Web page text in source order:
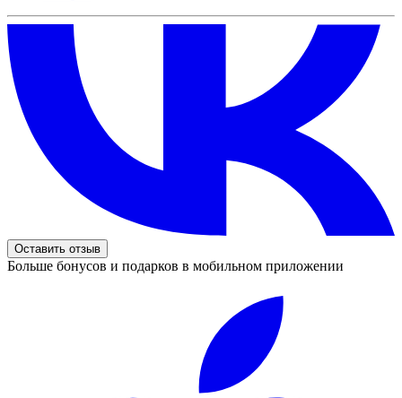
Оставить отзыв
Больше бонусов и подарков в мобильном приложении